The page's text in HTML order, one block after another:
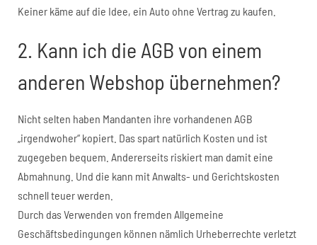
Keiner käme auf die Idee, ein Auto ohne Vertrag zu kaufen.
2. Kann ich die AGB von einem
anderen Webshop übernehmen?
Nicht selten haben Mandanten ihre vorhandenen AGB
„irgendwoher“ kopiert. Das spart natürlich Kosten und ist
zugegeben bequem. Andererseits riskiert man damit eine
Abmahnung. Und die kann mit Anwalts- und Gerichtskosten
schnell teuer werden.
Durch das Verwenden von fremden Allgemeine
Geschäftsbedingungen können nämlich Urheberrechte verletzt